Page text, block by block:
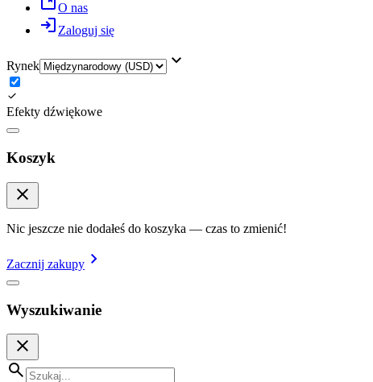
O nas
Zaloguj się
Rynek
Efekty dźwiękowe
Koszyk
Nic jeszcze nie dodałeś do koszyka — czas to zmienić!
Zacznij zakupy
Wyszukiwanie